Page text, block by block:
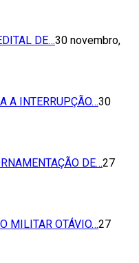
DE…30 novembro,
A INTERRUPÇÃO…30
DE…27
MILITAR OTÁVIO…27